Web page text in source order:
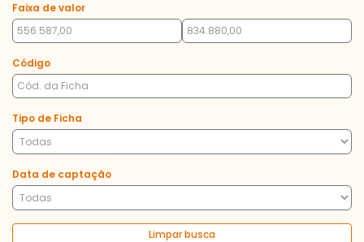
Faixa de valor
Código
Tipo de Ficha
Data de captação
Limpar busca